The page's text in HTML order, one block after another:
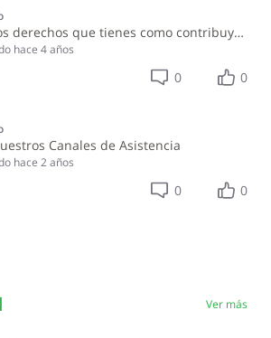
Conoce los derechos que tienes como contribuyente o ciudadano al acceder a la información pública de la DGII
hace 4 años
0 0
Canales de Asistencia
hace 2 años
0 0
Ver más